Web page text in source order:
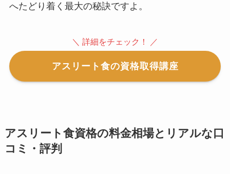
へたどり着く最大の秘訣ですよ。
＼ 詳細をチェック！ ／
アスリート食の資格取得講座
アスリート食資格の料金相場とリアルな口
コミ・評判